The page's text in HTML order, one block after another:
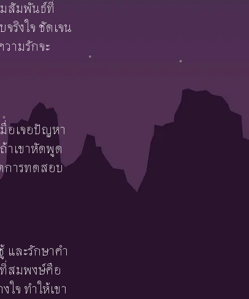
มสัมพันธ์ที่
ริงใจ ชัดเจน
วามรักจะ
อเจอปัญหา
าเขาหัดพูด
การทดสอบ
และรักษาคำ
สมพงษ์คือ
จ ทำให้เขา